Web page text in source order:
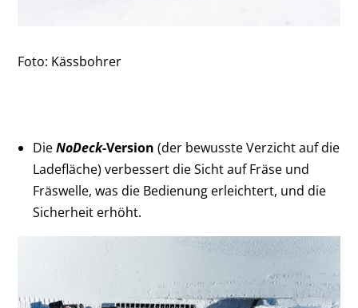
Foto: Kässbohrer
DieNoDeck-Version (der bewusste Verzicht auf die
Ladefläche) verbessert die Sicht auf Fräse und
Fräswelle, was die Bedienung erleichtert, und die
Sicherheit erhöht.